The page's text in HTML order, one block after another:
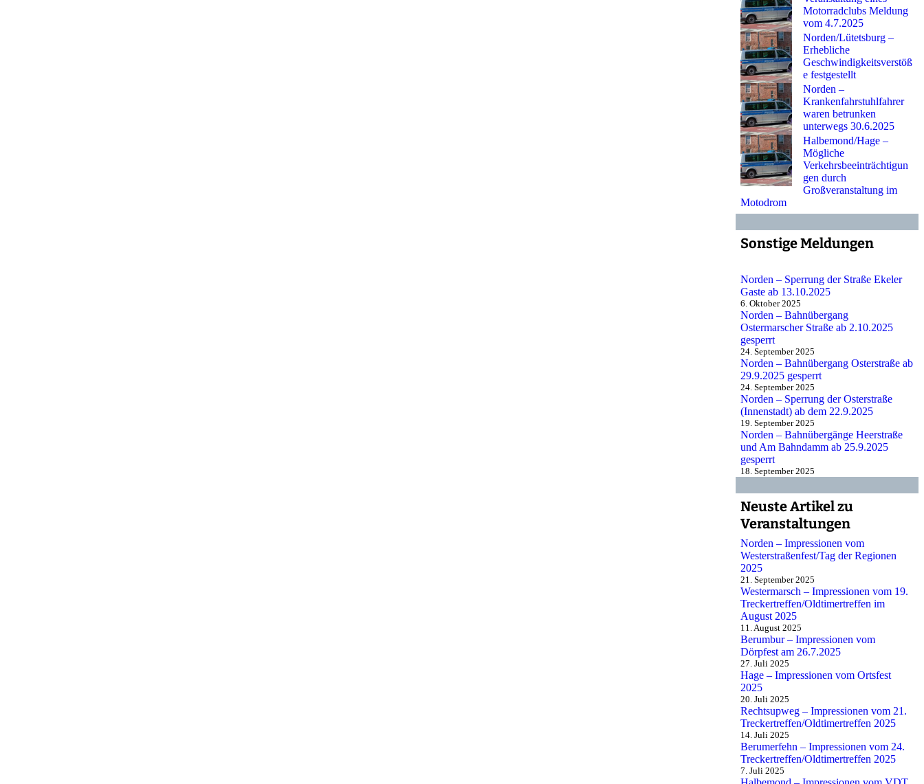
Motorradclubs Meldung
vom 4.7.2025
Norden/Lütetsburg –
Erhebliche
Geschwindigkeitsverstöß
e festgestellt
Norden –
Krankenfahrstuhlfahrer
waren betrunken
unterwegs 30.6.2025
Halbemond/Hage –
Mögliche
Verkehrsbeeinträchtigun
gen durch
Großveranstaltung im
Motodrom
Sonstige Meldungen
Norden – Sperrung der Straße Ekeler
Gaste ab 13.10.2025
6. Oktober 2025
Norden – Bahnübergang
Ostermarscher Straße ab 2.10.2025
gesperrt
24. September 2025
Norden – Bahnübergang Osterstraße ab
29.9.2025 gesperrt
24. September 2025
Norden – Sperrung der Osterstraße
(Innenstadt) ab dem 22.9.2025
19. September 2025
Norden – Bahnübergänge Heerstraße
und Am Bahndamm ab 25.9.2025
gesperrt
18. September 2025
Neuste Artikel zu
Veranstaltungen
Norden – Impressionen vom
Westerstraßenfest/Tag der Regionen
2025
21. September 2025
Westermarsch – Impressionen vom 19.
Treckertreffen/Oldtimertreffen im
August 2025
11. August 2025
Berumbur – Impressionen vom
Dörpfest am 26.7.2025
27. Juli 2025
Hage – Impressionen vom Ortsfest
2025
20. Juli 2025
Rechtsupweg – Impressionen vom 21.
Treckertreffen/Oldtimertreffen 2025
14. Juli 2025
Berumerfehn – Impressionen vom 24.
Treckertreffen/Oldtimertreffen 2025
7. Juli 2025